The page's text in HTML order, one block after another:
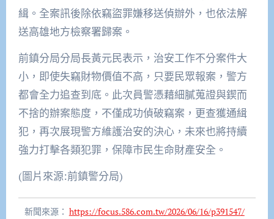
緝。全案訊後除依竊盜罪嫌移送偵辦外，也依法解
送高雄地方檢察署歸案。
前鎮分局分局長黃元民表示，治安工作不分案件大
小，即使失竊財物價值不高，只要民眾報案，警方
都會全力追查到底。此次員警憑藉細膩蒐證與鍥而
不捨的辦案態度，不僅成功偵破竊案，更查獲通緝
犯，再次展現警方維護治安的決心，未來也將持續
強力打擊各類犯罪，保障市民生命財產安全。
(圖片來源:前鎮警分局)
新聞來源： https://focus.586.com.tw/2026/06/16/p391547/